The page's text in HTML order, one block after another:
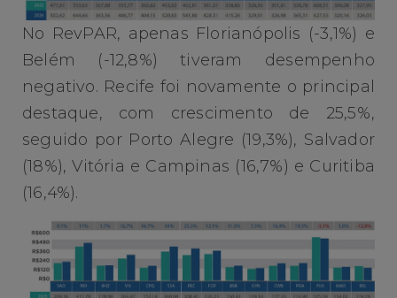
No RevPAR, apenas Florianópolis (-3,1%) e
Belém (-12,8%) tiveram desempenho
negativo. Recife foi novamente o principal
destaque, com crescimento de 25,5%,
seguido por Porto Alegre (19,3%), Salvador
(18%), Vitória e Campinas (16,7%) e Curitiba
(16,4%).